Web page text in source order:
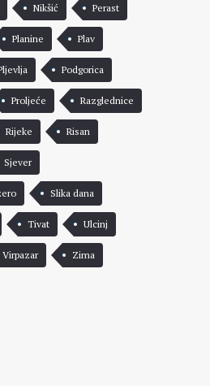
Nikšić Perast
Planine Plav
Podgorica
Proljeće Razglednice
Rijeke Risan
Sjever
Slika dana
Tivat Ulcinj
Virpazar Zima